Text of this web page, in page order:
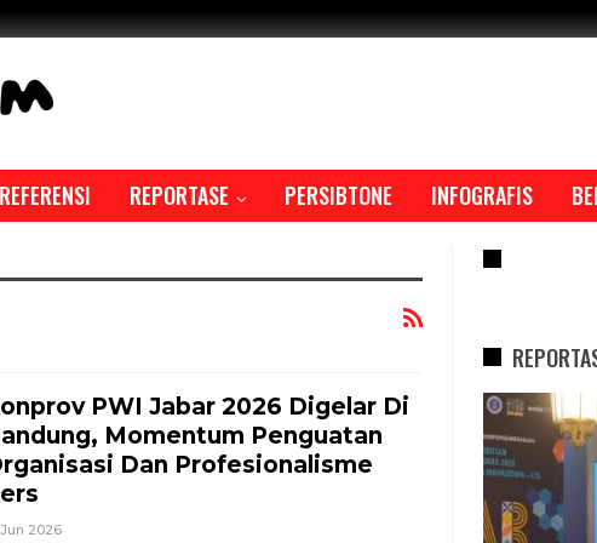
REFERENSI REPORTASE PERSIBTONE INFOGRAFIS
PWI Jabar 2026 Digelar Di
Momentum Penguatan
Dan Profesionalisme
Jun 2026
REPORTASE